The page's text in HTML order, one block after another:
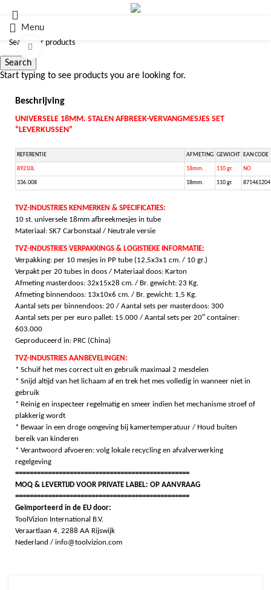
Menu
Click to enlarge
Beschrijving
UNIVERSELE 18MM. STALEN AFBREEK-VERVANGMESJES SET
“LEVERKUSSEN”
REFERENTIE AFMETING GEWICHT EAN CODE
89210L 18mm. 110 gr. NO
336.008 18mm. 110 gr.
TVZ-INDUSTRIES KENMERKEN & SPECIFICATIES:
10 st. universele 18mm afbreekmesjes in tube
Materiaal: SK7 Carbonstaal / Neutrale versie
TVZ-INDUSTRIES VERPAKKINGS & LOGISTIEKE INFORMATIE:
Verpakking: per 10 mesjes in PP tube (12,5x3x1 cm. / 10 gr.)
Verpakt per 20 tubes in doos / Materiaal doos: Karton
Afmeting masterdoos: 32x15x28 cm. / Br. gewicht: 23 Kg.
Afmeting binnendoos: 13x10x6 cm. / Br. gewicht: 1,5 Kg.
Aantal sets per binnendoos: 20 / Aantal sets per masterdoos: 300
Aantal sets per per euro pallet: 15.000 / Aantal sets per 20″ container:
603.000
Geproduceerd in: PRC (China)
TVZ-INDUSTRIES AANBEVELINGEN:
* Schuif het mes correct uit en gebruik maximaal 2 mesdelen
* Snijd altijd van het lichaam af en trek het mes volledig in wanneer niet in
gebruik
* Reinig en inspecteer regelmatig en smeer indien het mechanisme stroef of
plakkerig wordt
* Bewaar in een droge omgeving bij kamertemperatuur / Houd buiten
bereik van kinderen
* Verantwoord afvoeren: volg lokale recycling en afvalverwerking
regelgeving
================================================
MOQ & LEVERTIJD VOOR PRIVATE LABEL: OP AANVRAAG
================================================
Geïmporteerd in de EU door:
ToolVizion International B.V.
Veraartlaan 4, 2288 AA Rijswijk
Nederland / info@toolvizion.com
Search
Start typing to see products you are looking for.